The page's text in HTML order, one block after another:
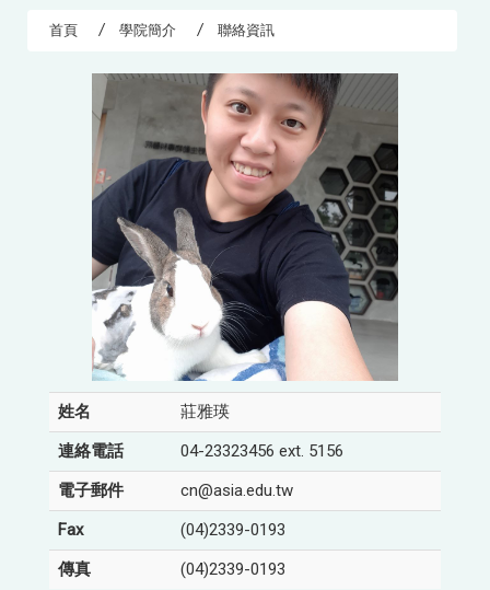
首頁 學院簡介 聯絡資訊
姓名
莊雅瑛
連絡電話
04-23323456 ext. 5156
電子郵件
cn@asia.edu.tw
Fax
(04)2339-0193
傳真
(04)2339-0193